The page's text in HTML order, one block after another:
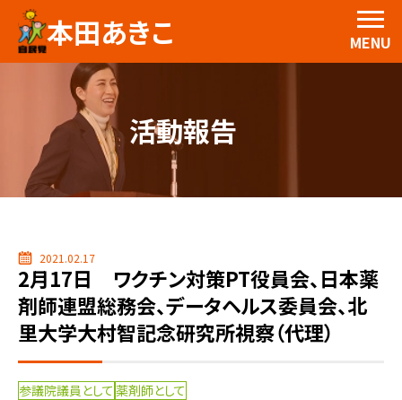
本田あきこ MENU
活動報告
2021.02.17
2月17日 ワクチン対策PT役員会、日本薬
剤師連盟総務会、データヘルス委員会、北
里大学大村智記念研究所視察（代理）
参議院議員として 薬剤師として